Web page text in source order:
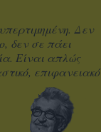
Δεν
δεν σε πάει
Είναι απλώς
επιφανειακό